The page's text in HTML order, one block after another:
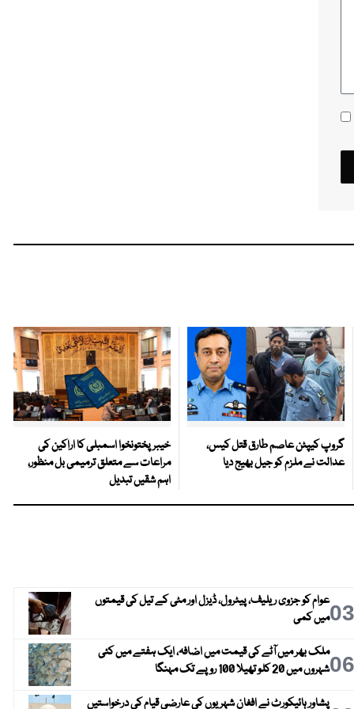
گروپ کیپٹن عاصم طارق قتل کیس،
عدالت نے ملزم کو جیل بھیج دیا
خیبرپختونخوا اسمبلی کا اراکین کی
مراعات سے متعلق ترمیمی بل منظور،
اہم شقیں تبدیل
03عوام کو جزوی ریلیف، پیٹرول، ڈیزل اور مٹی کے تیل کی قیمتوں
میں کمی
06ملک بھر میں آٹے کی قیمت میں اضافہ، ایک ہفتے میں کئی
شہروں میں 20 کلو تھیلا 100 روپے تک مہنگا
پشاور ہائیکورٹ نے افغان شہریوں کی عارضی قیام کی درخواستیں